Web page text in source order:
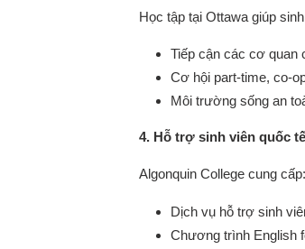
Học tập tại Ottawa giúp
Tiếp cận các cơ quan
Cơ hội part-time, co-
Môi trường sống an
4. Hỗ trợ sinh viên quốc
Algonquin College cung cấp:
Dịch vụ hỗ trợ sinh
Chương trình English